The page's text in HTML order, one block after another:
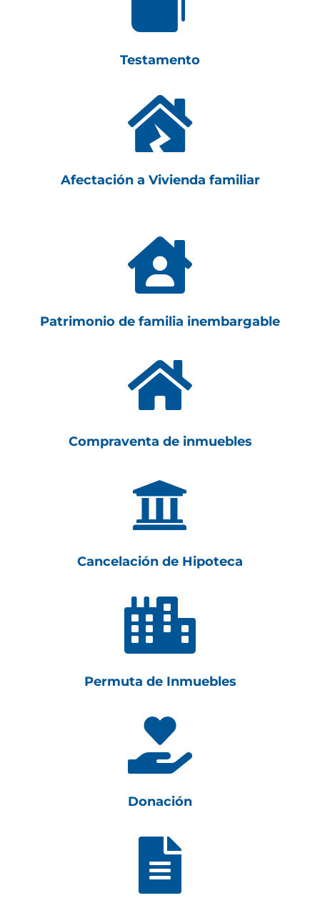
Testamento

Afectación a Vivienda familiar

Patrimonio de familia inembargable

Compraventa de inmuebles

Cancelación de Hipoteca

Permuta de Inmuebles

Donación
